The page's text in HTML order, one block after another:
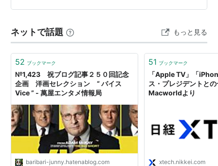
らログインした VPN やプロキシを使用している ブラウ
カウントのセキュリティ設定が厳しくな…
ネットで話題 もっと見る
52 ブックマーク
№1,423 祝ブログ記事２５０回記念
企画 洋画セレクション “ バイス
Vice ” - 萬屋エンタメ情報局
baribari-junny.hatenablog.com
51 ブックマーク
「Apple TV」「
ス・プレジデントと
Macworldより
xtech.nikkei.com